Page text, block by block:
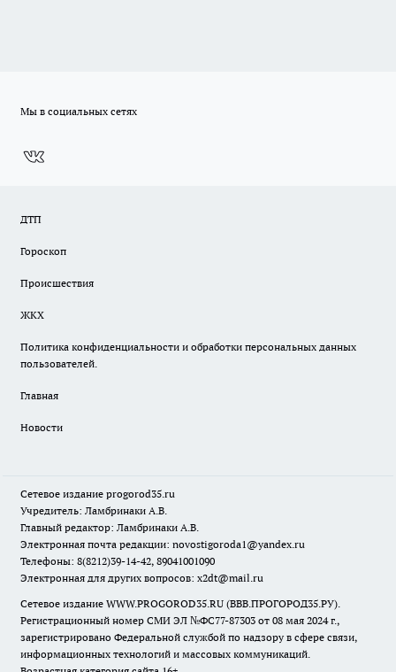
Мы в социальных сетях
ДТП
Гороскоп
Происшествия
ЖКХ
Политика конфиденциальности и обработки персональных данных
пользователей.
Главная
Новости
Сетевое издание progorod35.ru
Учредитель: Ламбринаки А.В.
Главный редактор: Ламбринаки А.В.
Электронная почта редакции: novostigoroda1@yandex.ru
Телефоны: 8(8212)39-14-42, 89041001090
Электронная для других вопросов: x2dt@mail.ru
Сетевое издание WWW.PROGOROD35.RU (ВВВ.ПРОГОРОД35.РУ).
Регистрационный номер СМИ ЭЛ №ФС77-87303 от 08 мая 2024 г.,
зарегистрировано Федеральной службой по надзору в сфере связи,
информационных технологий и массовых коммуникаций.